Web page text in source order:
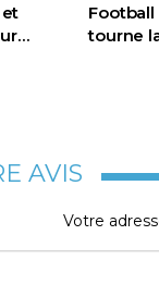
et
Football
tourne
AVIS
Votre